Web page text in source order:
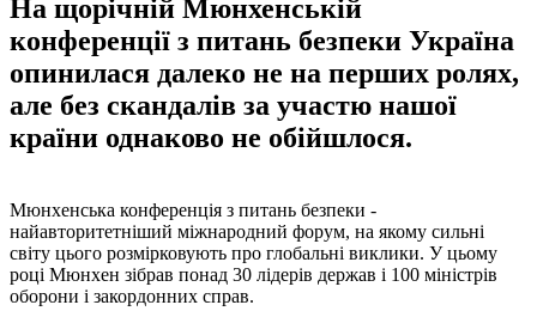
На щорічній Мюнхенській
конференції з питань безпеки Україна
опинилася далеко не на перших ролях,
але без скандалів за участю нашої
країни однаково не обійшлося.
Мюнхенська конференція з питань безпеки -
найавторитетніший міжнародний форум, на якому сильні
світу цього розмірковують про глобальні виклики. У цьому
році Мюнхен зібрав понад 30 лідерів держав і 100 міністрів
оборони і закордонних справ.